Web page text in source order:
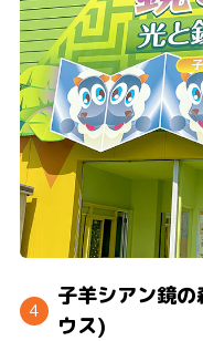
子羊シアン鏡
ウス)